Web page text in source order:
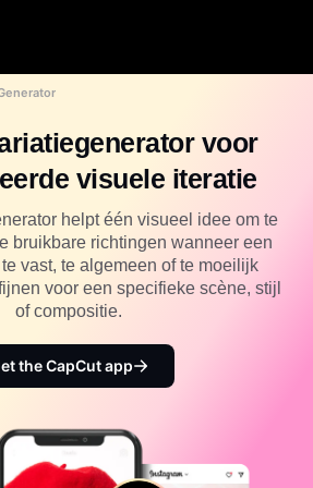
2.5
en -generator
en -editor
voor
visuele iteratie
helpt één visueel idee om te
bruikbare richtingen wanneer een
vast, te algemeen of te moeilijk
voor een specifieke scène, stijl
of compositie.
the CapCut app